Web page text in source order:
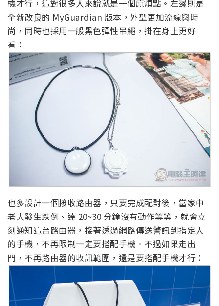
機才行，這對很多人來說就是一個麻煩點。左邊則是
全新改良的 MyGuardian 版本，外型更加流線與時
尚，同時也採用一般黑色彈性吊繩，掛在身上更好
看：
也多設計一個接收路由器，只要完成配對後，當家中
老人發生跌倒、達 20~30 分鐘沒有動作等等，就會立
刻通知這台路由器，接著透過網路傳送警訊到指定人
的手機，不再限制一定要搭配手機。不過如果走出
門，不再路由器的收訊範圍，還是要搭配手機才行：